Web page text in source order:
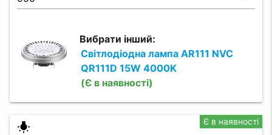
Вибрати інший:
Світлодіодна лампа AR111 NVC
QR111D 15W 4000K
(Є в наявності)
wb_incandescent Є в наявності